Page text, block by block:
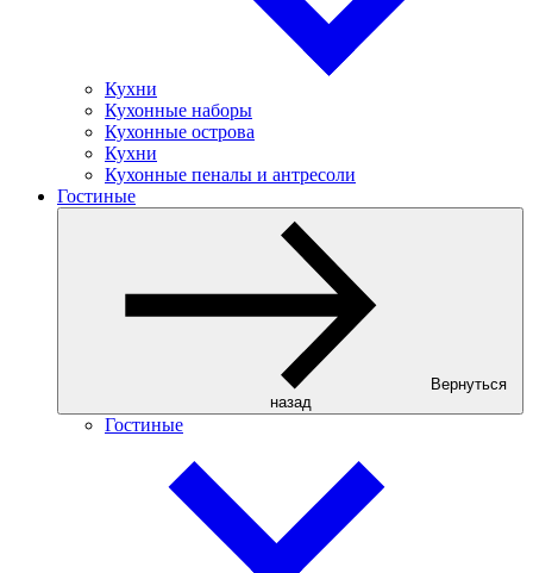
Кухни
Кухонные наборы
Кухонные острова
Кухни
Кухонные пеналы и антресоли
Гостиные
Вернуться
назад
Гостиные